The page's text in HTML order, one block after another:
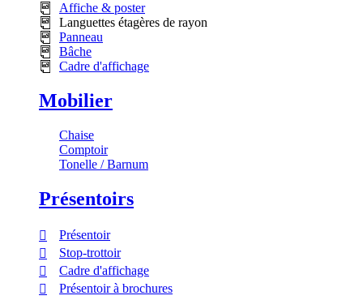
Affiche & poster
Languettes étagères de rayon
Panneau
Bâche
Cadre d'affichage
Mobilier
Chaise
Comptoir
Tonelle / Barnum
Présentoirs
Présentoir
Stop-trottoir
Cadre d'affichage
Présentoir à brochures